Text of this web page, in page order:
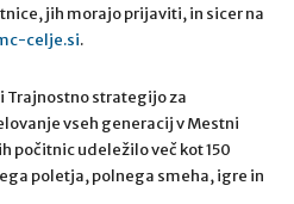
jih morajo prijaviti, in sicer na
celje.si.
Trajnostno strategijo za
vseh generacij v Mestni
počitnic udeležilo več kot 150
poletja, polnega smeha, igre in